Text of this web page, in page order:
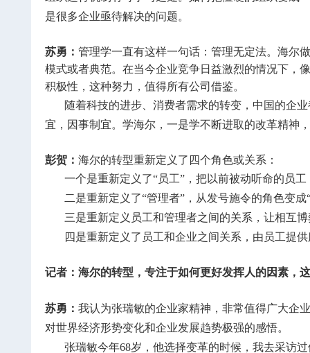
是很多企业亟待解决的问题。
苏勇： 管理学一直有这样一句话：管理无定法。海尔
模式或者典范。在当今企业竞争日益激烈的情况下，
积极性，这种努力，值得所有公司借鉴。
随着科技的进步、消费者需求的转变，中国的企
宜，因事制宜。学海尔，一是学不断进取的改革精神
彭贺： 海尔的转型重新定义了四个角色或关系：
一个是重新定义了“员工”，把以前被动听命的员工
二是重新定义了“管理者”，从发号施令的角色变
三是重新定义员工和管理者之间的关系，让相互
四是重新定义了员工和企业之间关系，由员工提
记者：海尔的转型，专注于如何更好发挥人的因素，
苏勇： 我认为张瑞敏的企业家精神，非常值得广大企
对世界经济形势变化和企业发展趋势极强的感悟。
张瑞敏今年68岁，他选择变革的时候，我去采访